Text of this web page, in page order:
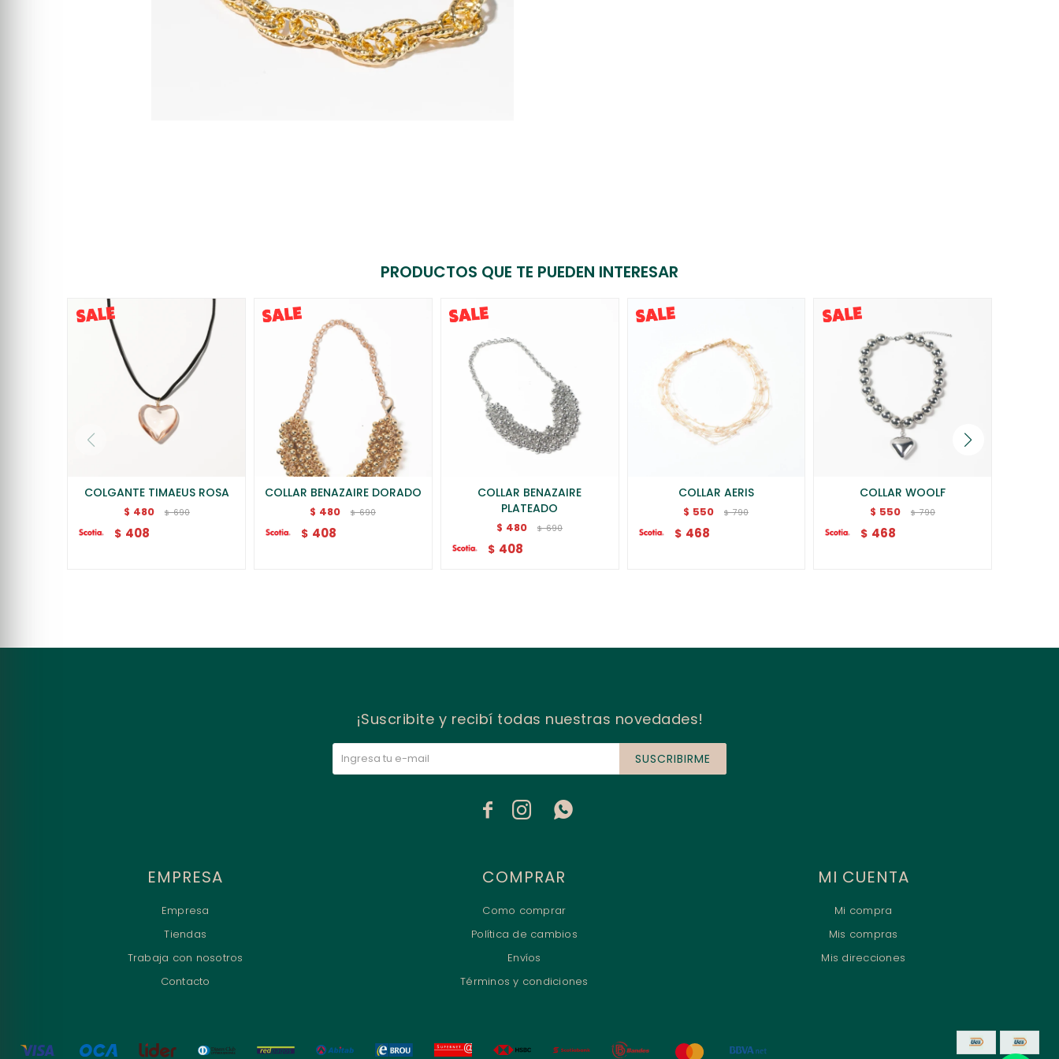
PRODUCTOS QUE TE PUEDEN INTERESAR
COLGANTE TIMAEUS ROSA
$ 480 $ 690
$ 408
COLLAR BENAZAIRE DORADO
$ 480 $ 690
$ 408
COLLAR BENAZAIRE
PLATEADO
$ 480 $ 690
$ 408
COLLAR AERIS
$ 550 $ 790
$ 468
COLLAR WOOLF
$ 550 $ 790
$ 468
EMPRESA
Empresa
Tiendas
Trabaja con nosotros
Contacto
COMPRAR
Como comprar
Política de cambios
Envíos
Términos y condiciones
MI CUENTA
Mi compra
Mis compras
Mis direcciones
¡Suscribite y recibí todas nuestras novedades!
SUSCRIBIRME
  